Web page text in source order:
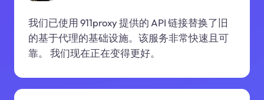
我们已使用 911proxy 提供的 API 链接替换了旧
的基于代理的基础设施。该服务非常快速且可
靠。 我们现在正在变得更好。